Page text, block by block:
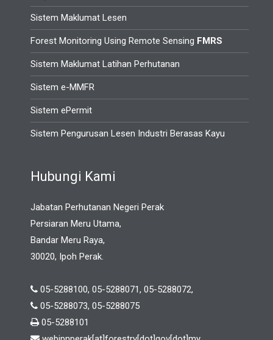
Sistem Maklumat Lesen
Forest Monitoring Using Remote Sensing FMRS
Sistem Maklumat Latihan Perhutanan
Sistem e-MMFR
Sistem ePermit
Sistem Pengurusan Lesen Industri Berasas Kayu
Hubungi Kami
Jabatan Perhutanan Negeri Perak
Persiaran Meru Utama,
Bandar Meru Raya,
30020, Ipoh Perak.
05-5288100, 05-5288071, 05-5288072,
05-5288073, 05-5288075
05-5288101